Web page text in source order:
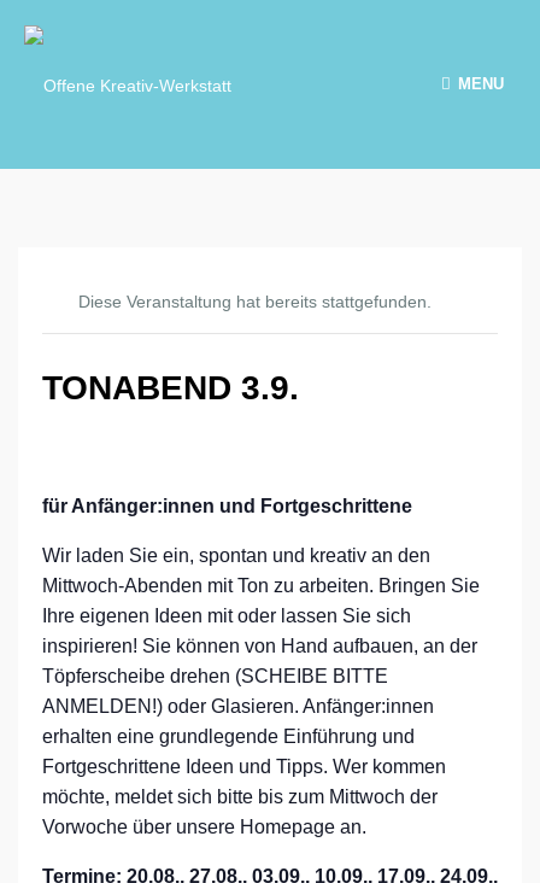
MENU
Diese Veranstaltung hat bereits stattgefunden.
TONABEND 3.9.
für Anfänger:innen und Fortgeschrittene
Wir laden Sie ein, spontan und kreativ an den
Mittwoch-Abenden mit Ton zu arbeiten. Bringen Sie
Ihre eigenen Ideen mit oder lassen Sie sich
inspirieren! Sie können von Hand aufbauen, an der
Töpferscheibe drehen (SCHEIBE BITTE
ANMELDEN!) oder Glasieren. Anfänger:innen
erhalten eine grundlegende Einführung und
Fortgeschrittene Ideen und Tipps. Wer kommen
möchte, meldet sich bitte bis zum Mittwoch der
Vorwoche über unsere Homepage an.
Termine: 20.08., 27.08., 03.09., 10.09., 17.09., 24.09.,